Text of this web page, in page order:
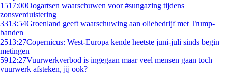
1517:00Oogartsen waarschuwen voor #sungazing tijdens
zonsverduistering
3313:54Groenland geeft waarschuwing aan oliebedrijf met Trump-
banden
2513:27Copernicus: West-Europa kende heetste juni-juli sinds begin
metingen
5912:27Vuurwerkverbod is ingegaan maar veel mensen gaan toch
vuurwerk afsteken, jij ook?